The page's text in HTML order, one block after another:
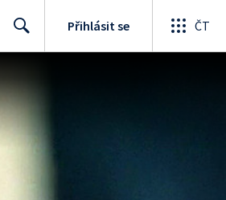
Přihlásit se ČT